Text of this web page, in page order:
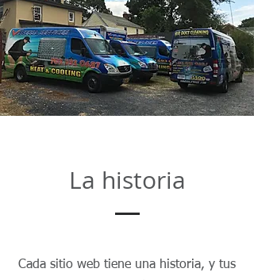
La historia
Cada sitio web tiene una historia, y tus